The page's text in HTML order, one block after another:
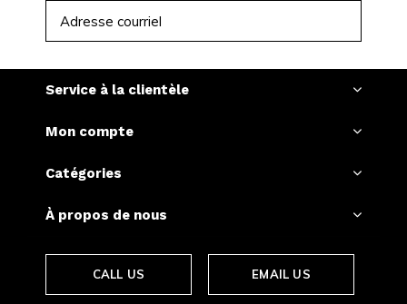
Service à la clientèle
Mon compte
Catégories
À propos de nous
CALL US EMAIL US